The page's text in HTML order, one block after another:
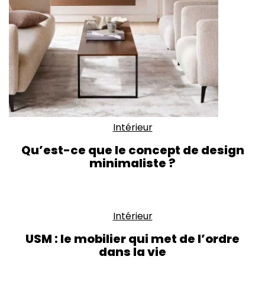
Intérieur
Qu’est-ce que le concept de design
minimaliste ?
Intérieur
USM : le mobilier qui met de l’ordre
dans la vie